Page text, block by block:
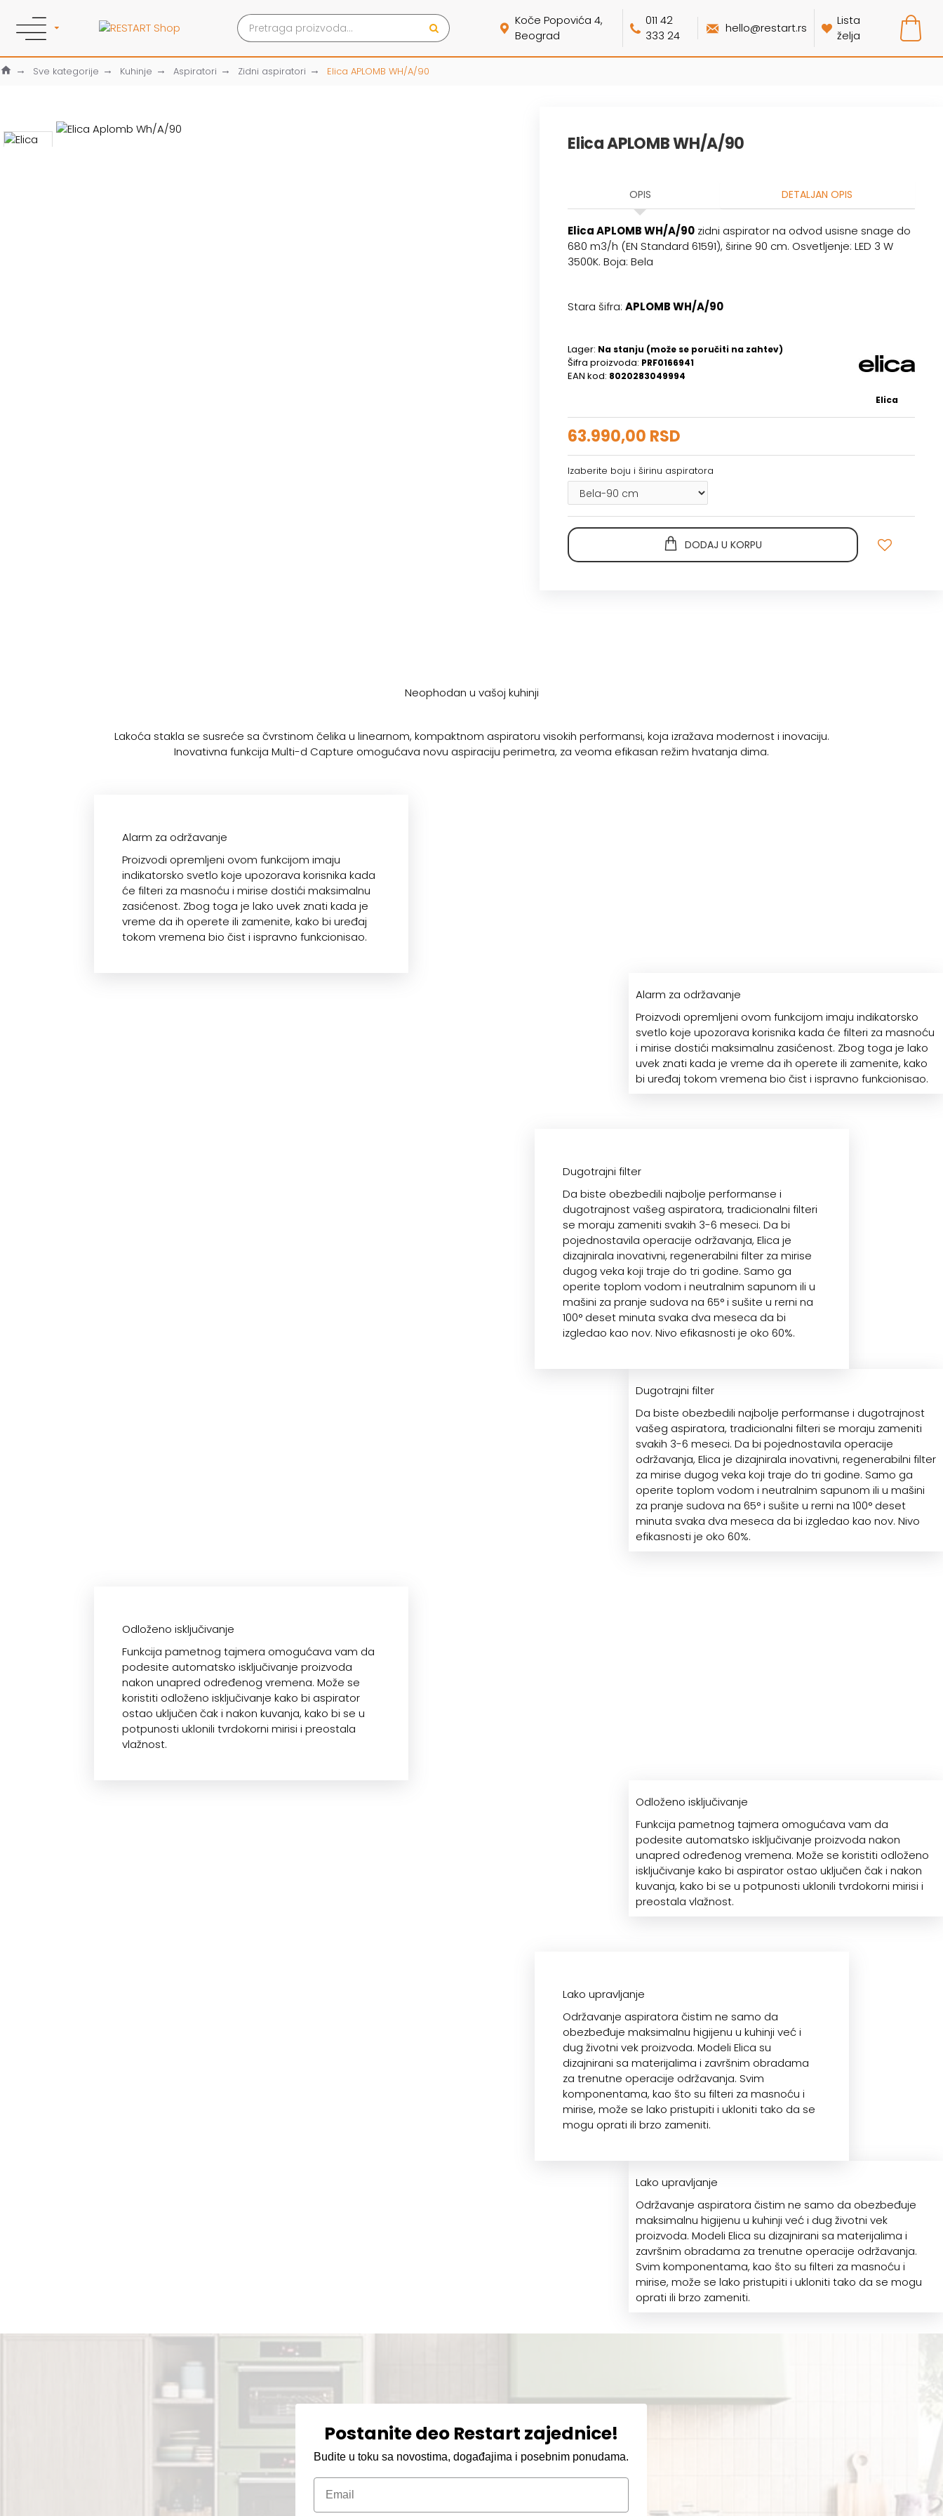
Koče Popovića 4,
Beograd
011 42
333 24
hello@restart.rs
Lista
želja
Sve kategorije Kuhinje Aspiratori Zidni aspiratori Elica APLOMB WH/A/90
Elica APLOMB WH/A/90
OPIS DETALJAN OPIS
Elica APLOMB WH/A/90 zidni aspirator na odvod usisne snage do
680 m3/h (EN Standard 61591), širine 90 cm. Osvetljenje: LED 3 W
3500K. Boja: Bela
Stara šifra:APLOMB WH/A/90
Lager: Na stanju (može se poručiti na zahtev)
Šifra proizvoda: PRF0166941
EAN kod: 8020283049994
Elica
63.990,00 RSD
Izaberite boju i širinu aspiratora
DODAJ U KORPU
Neophodan u vašoj kuhinji
Lakoća stakla se susreće sa čvrstinom čelika u linearnom, kompaktnom aspiratoru visokih performansi, koja izražava modernost i inovaciju.
Inovativna funkcija Multi-d Capture omogućava novu aspiraciju perimetra, za veoma efikasan režim hvatanja dima.
Alarm za održavanje
Proizvodi opremljeni ovom funkcijom imaju
indikatorsko svetlo koje upozorava korisnika kada
će filteri za masnoću i mirise dostići maksimalnu
zasićenost. Zbog toga je lako uvek znati kada je
vreme da ih operete ili zamenite, kako bi uređaj
tokom vremena bio čist i ispravno funkcionisao.
Alarm za održavanje
Proizvodi opremljeni ovom funkcijom imaju indikatorsko
svetlo koje upozorava korisnika kada će filteri za masnoću
i mirise dostići maksimalnu zasićenost. Zbog toga je lako
uvek znati kada je vreme da ih operete ili zamenite, kako
bi uređaj tokom vremena bio čist i ispravno funkcionisao.
Dugotrajni filter
Da biste obezbedili najbolje performanse i
dugotrajnost vašeg aspiratora, tradicionalni filteri
se moraju zameniti svakih 3-6 meseci. Da bi
pojednostavila operacije održavanja, Elica je
dizajnirala inovativni, regenerabilni filter za mirise
dugog veka koji traje do tri godine. Samo ga
operite toplom vodom i neutralnim sapunom ili u
mašini za pranje sudova na 65° i sušite u rerni na
100° deset minuta svaka dva meseca da bi
izgledao kao nov. Nivo efikasnosti je oko 60%.
Dugotrajni filter
Da biste obezbedili najbolje performanse i dugotrajnost
vašeg aspiratora, tradicionalni filteri se moraju zameniti
svakih 3-6 meseci. Da bi pojednostavila operacije
održavanja, Elica je dizajnirala inovativni, regenerabilni filter
za mirise dugog veka koji traje do tri godine. Samo ga
operite toplom vodom i neutralnim sapunom ili u mašini
za pranje sudova na 65° i sušite u rerni na 100° deset
minuta svaka dva meseca da bi izgledao kao nov. Nivo
efikasnosti je oko 60%.
Odloženo isključivanje
Funkcija pametnog tajmera omogućava vam da
podesite automatsko isključivanje proizvoda
nakon unapred određenog vremena. Može se
koristiti odloženo isključivanje kako bi aspirator
ostao uključen čak i nakon kuvanja, kako bi se u
potpunosti uklonili tvrdokorni mirisi i preostala
vlažnost.
Odloženo isključivanje
Funkcija pametnog tajmera omogućava vam da
podesite automatsko isključivanje proizvoda nakon
unapred određenog vremena. Može se koristiti odloženo
isključivanje kako bi aspirator ostao uključen čak i nakon
kuvanja, kako bi se u potpunosti uklonili tvrdokorni mirisi i
preostala vlažnost.
Lako upravljanje
Održavanje aspiratora čistim ne samo da
obezbeđuje maksimalnu higijenu u kuhinji već i
dug životni vek proizvoda. Modeli Elica su
dizajnirani sa materijalima i završnim obradama
za trenutne operacije održavanja. Svim
komponentama, kao što su filteri za masnoću i
mirise, može se lako pristupiti i ukloniti tako da se
mogu oprati ili brzo zameniti.
Lako upravljanje
Održavanje aspiratora čistim ne samo da obezbeđuje
maksimalnu higijenu u kuhinji već i dug životni vek
proizvoda. Modeli Elica su dizajnirani sa materijalima i
završnim obradama za trenutne operacije održavanja.
Svim komponentama, kao što su filteri za masnoću i
mirise, može se lako pristupiti i ukloniti tako da se mogu
oprati ili brzo zameniti.
Postanite deo Restart zajednice!
Budite u toku sa novostima, događajima i posebnim ponudama.
Email